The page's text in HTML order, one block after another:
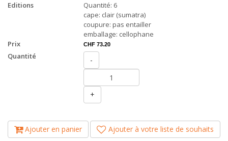
Editions
Quantité: 6
cape: clair (sumatra)
coupure: pas entailler
emballage: cellophane
Prix
CHF 73.20
Quantité -
+
Ajouter en panier Ajouter à votre liste de souhaits